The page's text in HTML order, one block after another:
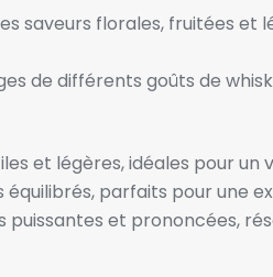
saveurs florales, fruitées et
de différents goûts de
et légères, idéales pour
parfaits pour une
puissantes et prononcées,